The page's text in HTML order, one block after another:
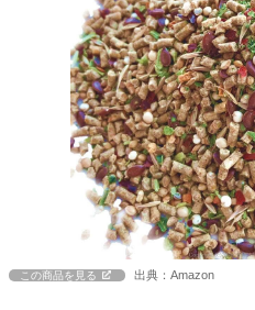
この商品を見る 出典：Amazon